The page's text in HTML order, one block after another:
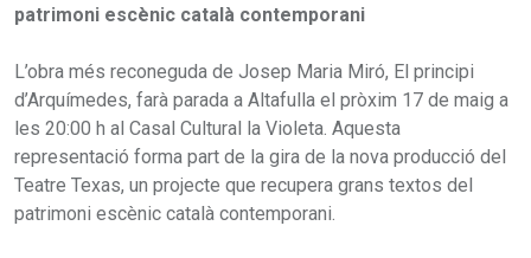
patrimoni escènic català contemporani
L’obra més reconeguda de Josep Maria Miró, El principi
d’Arquímedes, farà parada a Altafulla el pròxim 17 de maig a
les 20:00 h al Casal Cultural la Violeta. Aquesta
representació forma part de la gira de la nova producció del
Teatre Texas, un projecte que recupera grans textos del
patrimoni escènic català contemporani.